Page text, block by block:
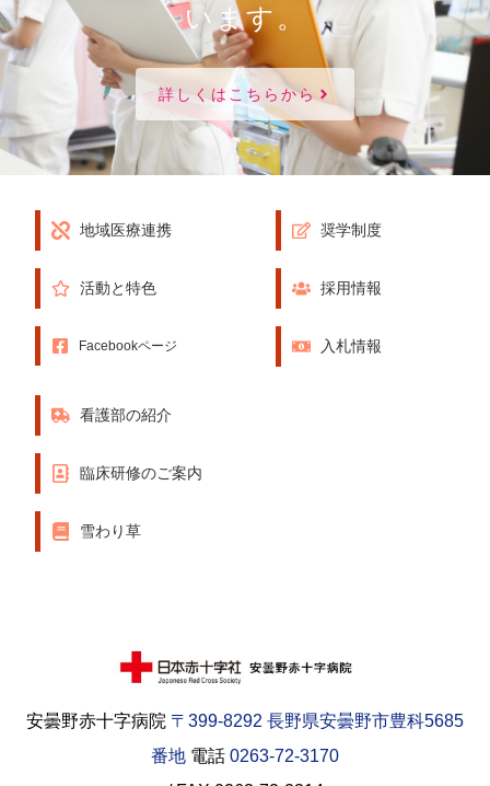
います。
詳しくはこちらから
地域医療連携
活動と特色
Facebookページ
奨学制度
採用情報
入札情報
看護部の紹介
臨床研修のご案内
雪わり草
安曇野赤十字病院 〒399-8292 長野県安曇野市豊科5685
番地 電話 0263-72-3170